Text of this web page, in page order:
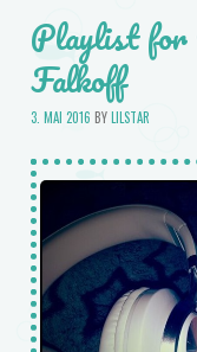
Playlist for
Falkoff
3. MAI 2016 BYLILSTAR